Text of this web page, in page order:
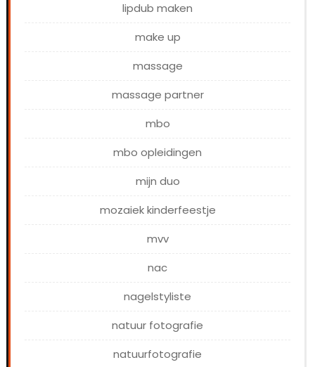
lipdub maken
make up
massage
massage partner
mbo
mbo opleidingen
mijn duo
mozaiek kinderfeestje
mvv
nac
nagelstyliste
natuur fotografie
natuurfotografie